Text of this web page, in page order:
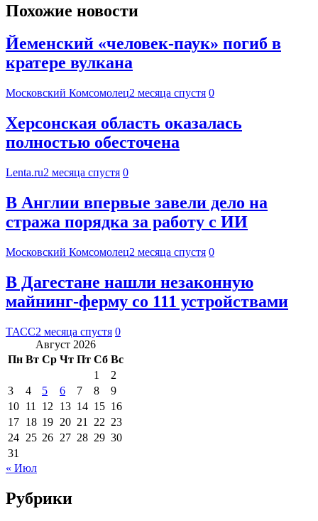
Похожие новости
Йеменский «человек-паук» погиб в
кратере вулкана
Московский Комсомолец2 месяца спустя 0
Херсонская область оказалась
полностью обесточена
Lenta.ru2 месяца спустя 0
В Англии впервые завели дело на
стража порядка за работу с ИИ
Московский Комсомолец2 месяца спустя 0
В Дагестане нашли незаконную
майнинг-ферму со 111 устройствами
ТАСС2 месяца спустя 0
Август 2026
Пн Вт Ср Чт Пт Сб Вс
1
2
3
4 5 6 7 8
9
10 11 12 13 14 15 16
17 18 19 20 21 22 23
24 25 26 27 28 29 30
31
« Июл
Рубрики